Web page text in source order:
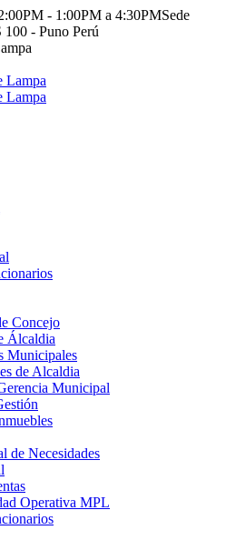
- 1:00PM a 4:30PMSede
- Puno Perú
Concejo
Álcaldia
Municipales
de Alcaldia
Municipal
de Necesidades
Operativa MPL